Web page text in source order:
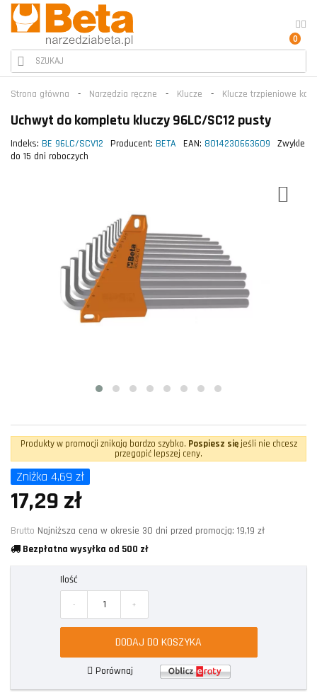
0
Strona główna Narzędzia ręczne Klucze Klucze trzpieniowe
Uchwyt do kompletu kluczy 96LC/SC12 pusty
Indeks: BE 96LC/SCV12 Producent: BETA EAN: 8014230663609
Zwykle
do 15 dni roboczych
Produkty w promocji znikają bardzo szybko. Pospiesz sięjeśli nie chcesz
przegapić lepszej ceny.
Zniżka 4,69 zł
17,29 zł
Brutto Najniższa cena w okresie 30 dni przed promocją: 19,19 zł
Bezpłatna wysyłka od 500 zł
Ilość
- +
DODAJ DO KOSZYKA
Porównaj